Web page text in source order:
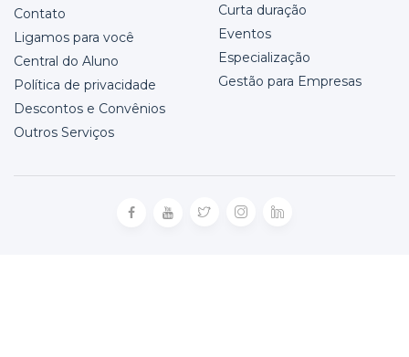
Contato
Ligamos para você
Central do Aluno
Política de privacidade
Descontos e Convênios
Outros Serviços
Curta duração
Eventos
Especialização
Gestão para Empresas